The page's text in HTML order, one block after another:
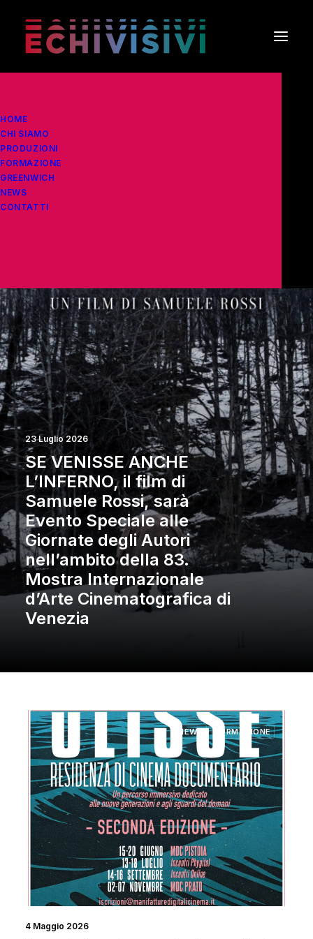
HOME
CHI SIAMO
PRODUZIONI
FORMAZIONE
GREENWICH
NEWS
CONTATTI
23 Luglio 2026
SE VENISSE ANCHE
L’INFERNO, il film di
Samuele Rossi, sarà
Evento Speciale alle
Giornate degli Autori
nell’ambito della 83.
Mostra Internazionale
d’Arte Cinematografica di
Venezia
NEWS FORMAZIONE
4 Maggio 2026